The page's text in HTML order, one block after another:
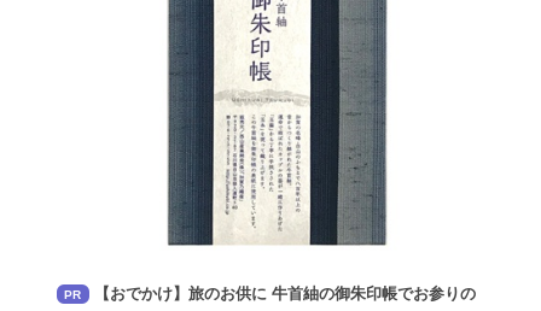
PR
【おでかけ】旅のお供に 牛首紬の御朱印帳でお参りの